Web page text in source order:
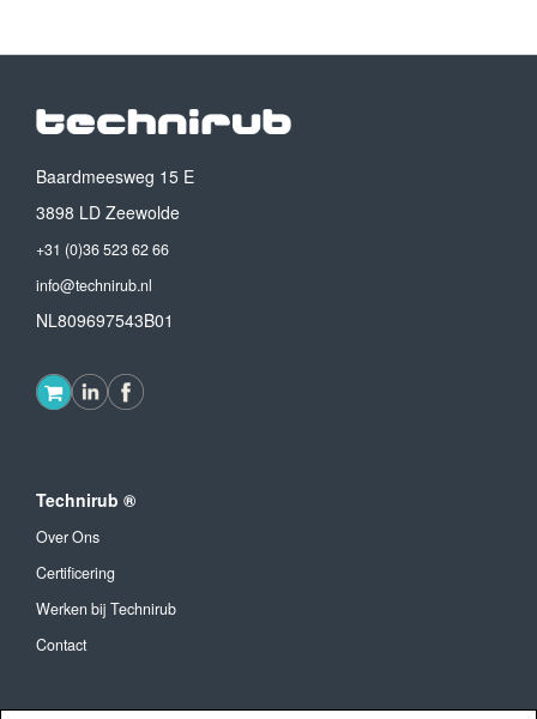
Baardmeesweg 15 E
3898 LD Zeewolde
+31 (0)36 523 62 66
info@technirub.nl
NL809697543B01
Technirub ®
Over Ons
Certificering
Werken bij Technirub
Contact